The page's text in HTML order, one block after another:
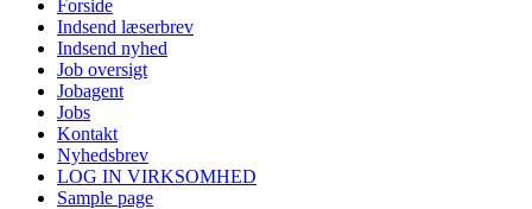
Forside
Indsend læserbrev
Indsend nyhed
Job oversigt
Jobagent
Jobs
Kontakt
Nyhedsbrev
LOG IN VIRKSOMHED
Sample page